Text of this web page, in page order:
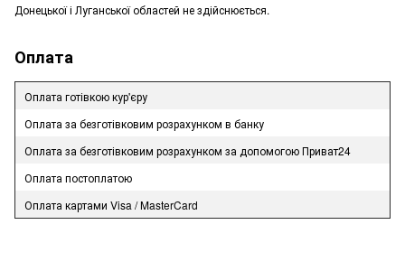
Донецької і Луганської областей не здійснюється.
Оплата
Оплата готівкою кур'єру
Оплата за безготівковим розрахунком в банку
Оплата за безготівковим розрахунком за допомогою Приват24
Оплата постоплатою
Оплата картами Visa / MasterCard